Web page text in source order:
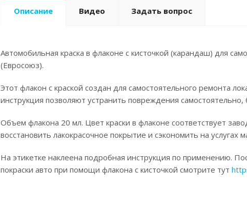
Описание Видео Задать вопрос
Автомобильная краска в флаконе с кисточкой (карандаш) для
(Евросоюз).
Этот флакон с краской создан для самостоятельного ремонта
инструкция позволяют устранить повреждения
Объем флакона 20 мл. Цвет краски в флаконе соответствует
восстановить лакокрасочное покрытие и сэкономить на услугах
На этикетке наклеена подробная инструкция по применению.
покраски авто при помощи флакона с кисточкой смотрите тут